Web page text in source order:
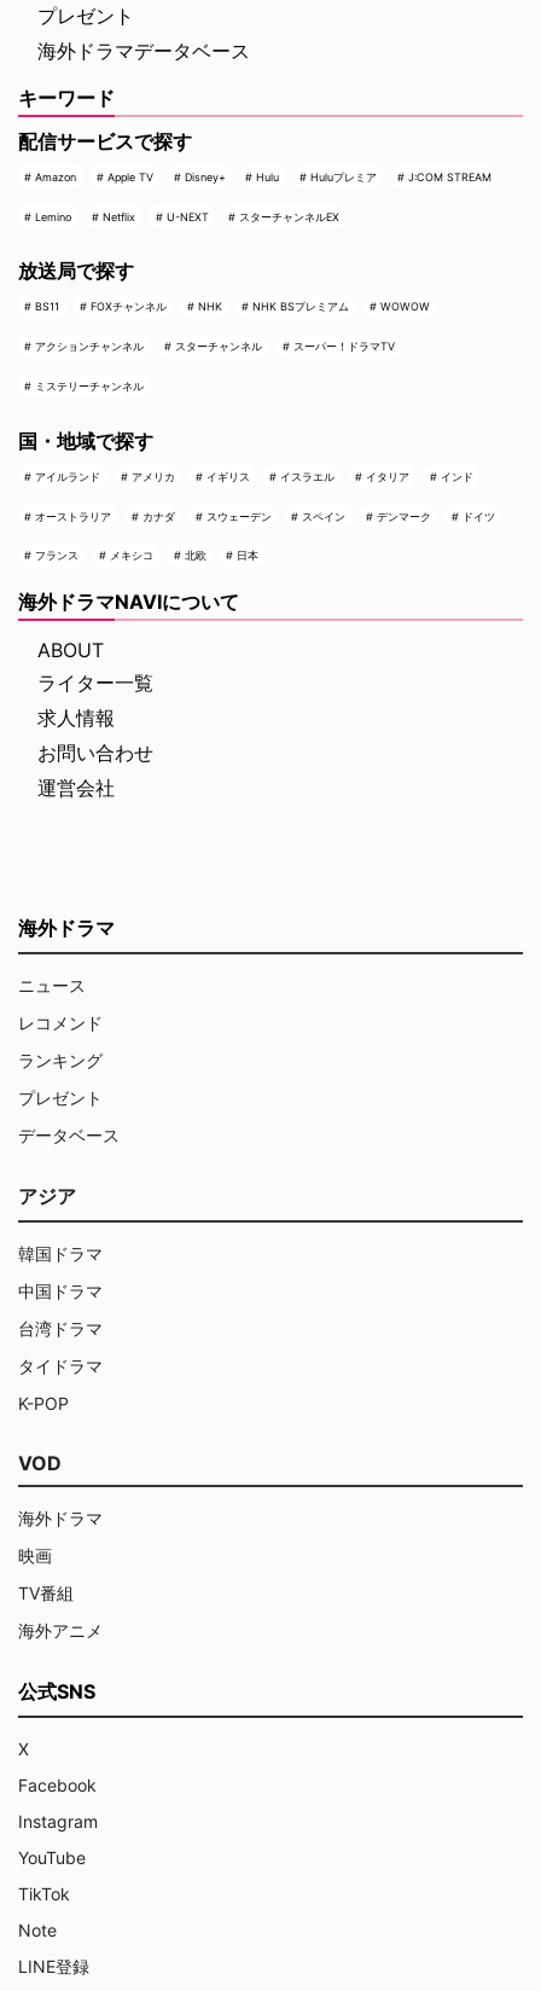
プレゼント
海外ドラマデータベース
キーワード
配信サービスで探す
Amazon Apple TV Disney+ Hulu Huluプレミア J:COM STREAM
Lemino Netflix U-NEXT スターチャンネルEX
放送局で探す
BS11 FOXチャンネル NHK NHK BSプレミアム WOWOW
アクションチャンネル スターチャンネル スーパー！ドラマTV
ミステリーチャンネル
国・地域で探す
アイルランド アメリカ イギリス イスラエル イタリア インド
オーストラリア カナダ スウェーデン スペイン デンマーク ドイツ
フランス メキシコ 北欧 日本
海外ドラマNAVIについて
ABOUT
ライター一覧
求人情報
お問い合わせ
運営会社
海外ドラマ
ニュース
レコメンド
ランキング
プレゼント
データベース
アジア
韓国ドラマ
中国ドラマ
台湾ドラマ
タイドラマ
K-POP
VOD
海外ドラマ
映画
TV番組
海外アニメ
公式SNS
X
Facebook
Instagram
YouTube
TikTok
Note
LINE登録